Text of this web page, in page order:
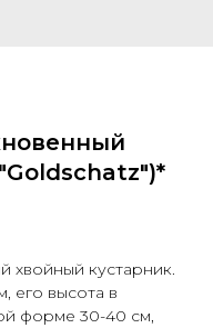
хвойный кустарник.
его высота в
форме 30-40 см,